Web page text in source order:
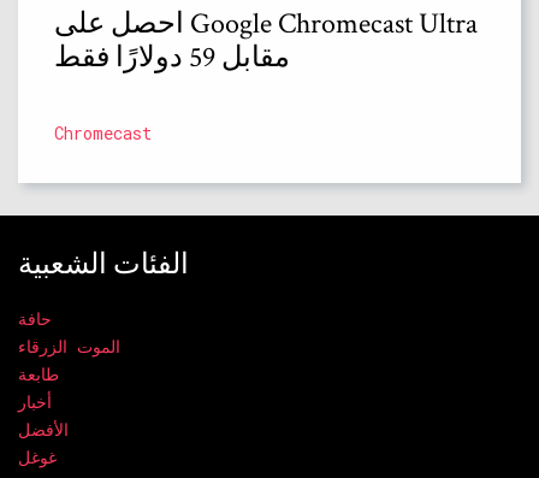
احصل على Google Chromecast Ultra
مقابل 59 دولارًا فقط
Chromecast
الفئات الشعبية
حافة
الموت الزرقاء
طابعة
أخبار
الأفضل
غوغل